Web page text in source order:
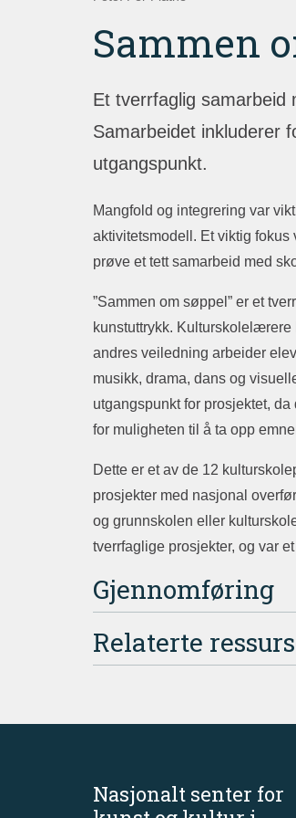
Sammen
Et tverrfaglig samarbeid
Samarbeidet inkluderer
utgangspunkt.
Mangfold og integrering var
aktivitetsmodell. Et viktig fokus
prøve et tett samarbeid med
”Sammen om søppel” er et
kunstuttrykk.
andres veiledning arbeider
musikk, drama, dans og
utgangspunkt for prosjektet,
for muligheten til å ta opp
Dette er et av de 12
prosjekter med nasjonal
og grunnskolen eller
tverrfaglige prosjekter, og var
Gjennomføring
Relaterte
Nasjonalt senter for